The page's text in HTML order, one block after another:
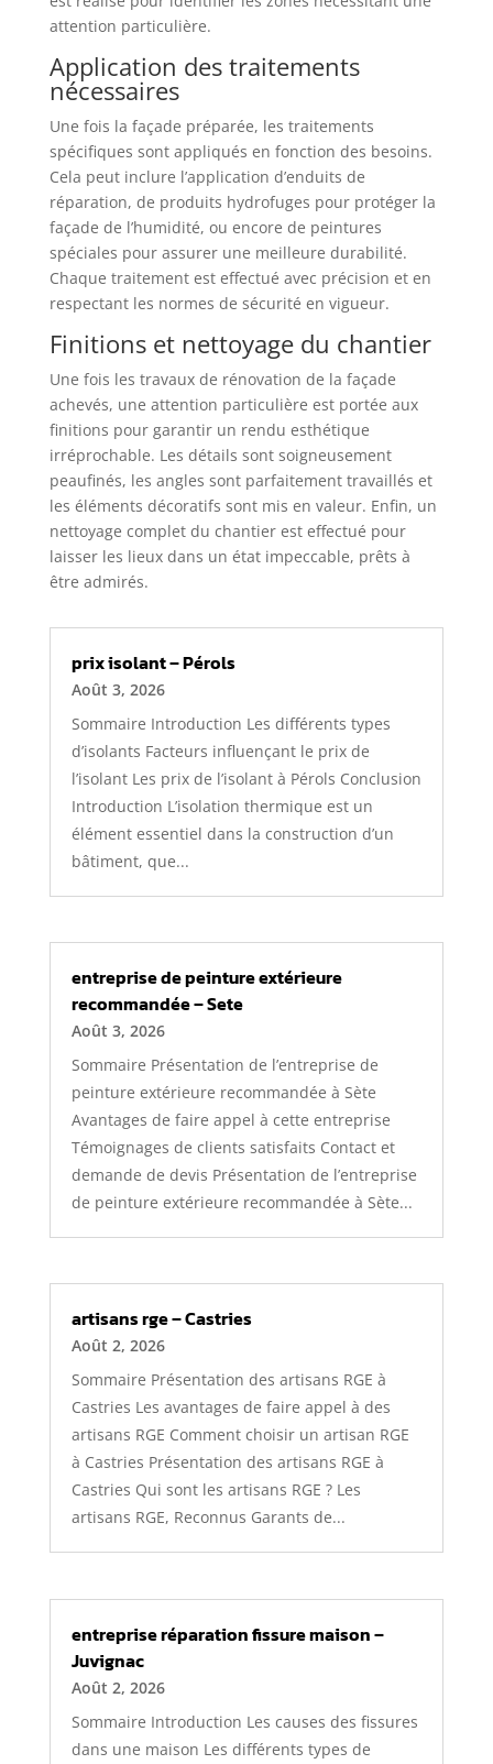
attention particulière.
Application des traitements
nécessaires
Une fois la façade préparée, les traitements
spécifiques sont appliqués en fonction des besoins.
Cela peut inclure l’application d’enduits de
réparation, de produits hydrofuges pour protéger la
façade de l’humidité, ou encore de peintures
spéciales pour assurer une meilleure durabilité.
Chaque traitement est effectué avec précision et en
respectant les normes de sécurité en vigueur.
Finitions et nettoyage du chantier
Une fois les travaux de rénovation de la façade
achevés, une attention particulière est portée aux
finitions pour garantir un rendu esthétique
irréprochable. Les détails sont soigneusement
peaufinés, les angles sont parfaitement travaillés et
les éléments décoratifs sont mis en valeur. Enfin, un
nettoyage complet du chantier est effectué pour
laisser les lieux dans un état impeccable, prêts à
être admirés.
prix isolant – Pérols
Août 3, 2026
Sommaire Introduction Les différents types
d’isolants Facteurs influençant le prix de
l’isolant Les prix de l’isolant à Pérols Conclusion
Introduction L’isolation thermique est un
élément essentiel dans la construction d’un
bâtiment, que...
entreprise de peinture extérieure
recommandée – Sete
Août 3, 2026
Sommaire Présentation de l’entreprise de
peinture extérieure recommandée à Sète
Avantages de faire appel à cette entreprise
Témoignages de clients satisfaits Contact et
demande de devis Présentation de l’entreprise
de peinture extérieure recommandée à Sète...
artisans rge – Castries
Août 2, 2026
Sommaire Présentation des artisans RGE à
Castries Les avantages de faire appel à des
artisans RGE Comment choisir un artisan RGE
à Castries Présentation des artisans RGE à
Castries Qui sont les artisans RGE ? Les
artisans RGE, Reconnus Garants de...
entreprise réparation fissure maison –
Juvignac
Août 2, 2026
Sommaire Introduction Les causes des fissures
dans une maison Les différents types de